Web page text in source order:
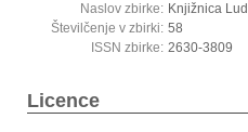
Naslov zbirke: Knjižnica
Številčenje v zbirki: 58
ISSN zbirke: 2630-3809
Licence